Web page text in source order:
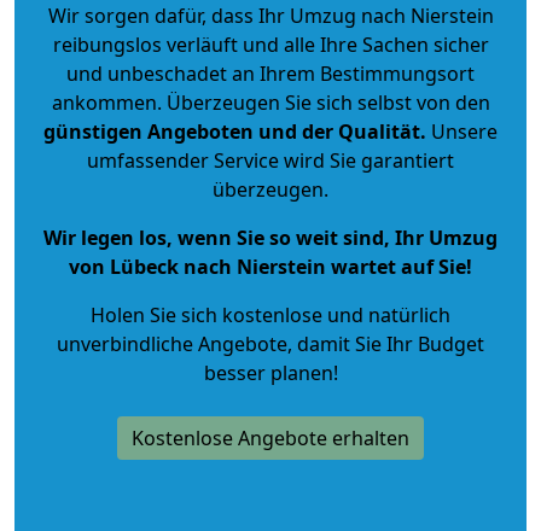
Wir sorgen dafür, dass Ihr Umzug nach Nierstein
reibungslos verläuft und alle Ihre Sachen sicher
und unbeschadet an Ihrem Bestimmungsort
ankommen. Überzeugen Sie sich selbst von den
günstigen Angeboten und der Qualität. Unsere
umfassender Service wird Sie garantiert
überzeugen.
Wir legen los, wenn Sie so weit sind, Ihr Umzug
von Lübeck nach Nierstein wartet auf Sie!
Holen Sie sich kostenlose und natürlich
unverbindliche Angebote, damit Sie Ihr Budget
besser planen!
Kostenlose Angebote erhalten